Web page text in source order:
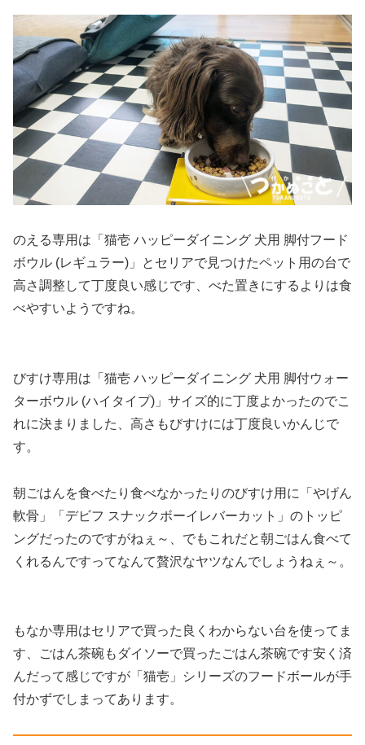
のえる専用は「猫壱 ハッピーダイニング 犬用 脚付フード
ボウル (レギュラー)」とセリアで見つけたペット用の台で
高さ調整して丁度良い感じです、べた置きにするよりは食
べやすいようですね。
びすけ専用は「猫壱 ハッピーダイニング 犬用 脚付ウォー
ターボウル (ハイタイプ)」サイズ的に丁度よかったのでこ
れに決まりました、高さもびすけには丁度良いかんじで
す。
朝ごはんを食べたり食べなかったりのびすけ用に「やげん
軟骨」「デビフ スナックボーイレバーカット」のトッピ
ングだったのですがねぇ～、でもこれだと朝ごはん食べて
くれるんですってなんて贅沢なヤツなんでしょうねぇ～。
もなか専用はセリアで買った良くわからない台を使ってま
す、ごはん茶碗もダイソーで買ったごはん茶碗です安く済
んだって感じですが「猫壱」シリーズのフードボールが手
付かずでしまってあります。